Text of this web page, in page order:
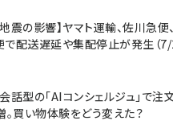
震の影響】ヤマト運輸、佐川急便
で配送遅延や集配停止が発生（
話型の「AIコンシェルジュ」で注
。買い物体験をどう変えた？